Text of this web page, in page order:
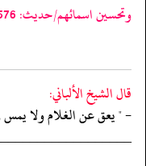
وتحسين اسمائهم/حدیث: 1576]
قال الشيخ الألباني:
- " يعق عن الغلام ولا يمس